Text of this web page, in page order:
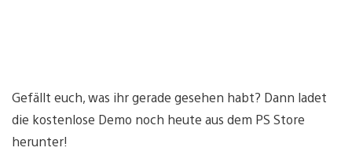
Gefällt euch, was ihr gerade gesehen habt? Dann ladet
die kostenlose Demo noch heute aus dem PS Store
herunter!